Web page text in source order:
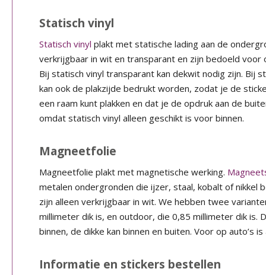
Statisch vinyl
Statisch vinyl plakt met statische lading aan de
verkrijgbaar in wit en transparant en zijn bedoeld voor
Bij statisch vinyl transparant kan dekwit nodig zijn. Bij
kan ook de plakzijde bedrukt worden, zodat je de
een raam kunt plakken en dat je de opdruk aan de
omdat statisch vinyl alleen geschikt is voor binnen.
Magneetfolie
Magneetfolie plakt met magnetische werking.
metalen ondergronden die ijzer, staal, kobalt of nikkel
zijn alleen verkrijgbaar in wit. We hebben twee
millimeter dik is, en outdoor, die 0,85 millimeter dik is.
binnen, de dikke kan binnen en buiten. Voor op auto’s
Informatie en stickers bestellen